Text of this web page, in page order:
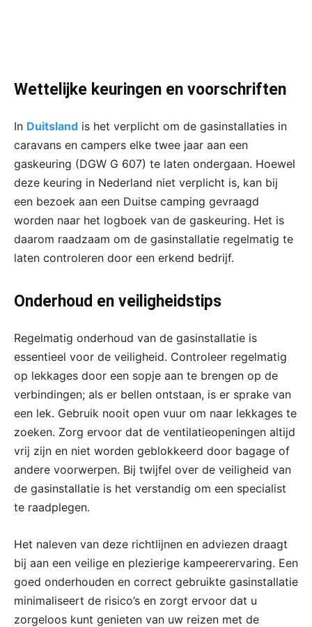
Wettelijke keuringen en voorschriften
In Duitsland is het verplicht om de gasinstallaties in
caravans en campers elke twee jaar aan een
gaskeuring (DGW G 607) te laten ondergaan. Hoewel
deze keuring in Nederland niet verplicht is, kan bij
een bezoek aan een Duitse camping gevraagd
worden naar het logboek van de gaskeuring. Het is
daarom raadzaam om de gasinstallatie regelmatig te
laten controleren door een erkend bedrijf.
Onderhoud en veiligheidstips
Regelmatig onderhoud van de gasinstallatie is
essentieel voor de veiligheid. Controleer regelmatig
op lekkages door een sopje aan te brengen op de
verbindingen; als er bellen ontstaan, is er sprake van
een lek. Gebruik nooit open vuur om naar lekkages te
zoeken. Zorg ervoor dat de ventilatieopeningen altijd
vrij zijn en niet worden geblokkeerd door bagage of
andere voorwerpen. Bij twijfel over de veiligheid van
de gasinstallatie is het verstandig om een specialist
te raadplegen.
Het naleven van deze richtlijnen en adviezen draagt
bij aan een veilige en plezierige kampeerervaring. Een
goed onderhouden en correct gebruikte gasinstallatie
minimaliseert de risico’s en zorgt ervoor dat u
zorgeloos kunt genieten van uw reizen met de